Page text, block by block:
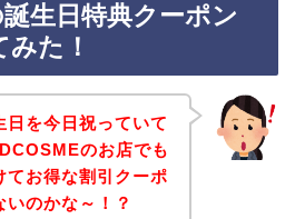
生日特典クーポン
た！
日を今日祝っていて
のお店でも
てお得な割引クーポ
のかな～！？